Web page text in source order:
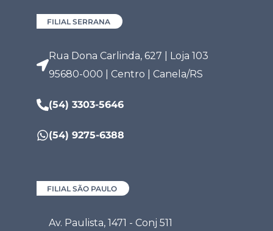
FILIAL SERRANA
Rua Dona Carlinda, 627 | Loja 103
95680-000 | Centro | Canela/RS
(54) 3303-5646
(54) 9275-6388
FILIAL SÃO PAULO
Av. Paulista, 1471 - Conj 511